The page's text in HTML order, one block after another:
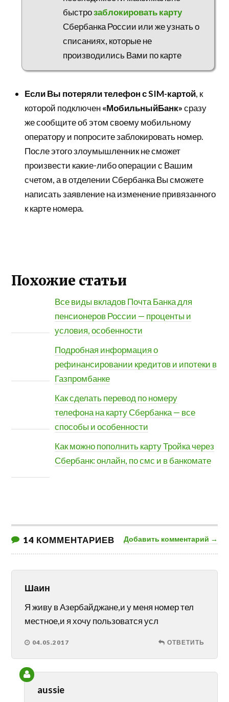
быстрозаблокировать карту
Сбербанка России или же узнать о
списаниях, которые не
производились Вами по карте
Если Вы потеряли телефон с SIM-картой, к
которой подключен«МобильныйБанк»сразу
же сообщите об этом своему мобильному
оператору и попросите заблокировать номер.
После этого злоумышленник не сможет
произвести какие-либо операции с Вашим
счетом, а в отделении Сбербанка Вы сможете
написать заявление на изменение привязанного
к карте номера.
Похожие статьи
Все виды вкладов Почта Банка для
пенсионеров России — проценты и
условия, особенности
Подробная информация о
рефинансировании кредитов и ипотеки в
Газпромбанке
Как сделать перевод по номеру
телефона на карту Сбербанка — все
способы и особенности
Как можно пополнить карту Тройка через
Сбербанк: онлайн, по смс и в банкомате
14 КОММЕНТАРИЕВ Добавить комментарий →
Шаин
Я живу в Азербайджане,и у меня номер тел
местное,и я хочу пользоватся усл
04.05.2017 ОТВЕТИТЬ
aussie